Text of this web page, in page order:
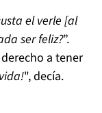
el verle [al
ser feliz?”.
a tener
", decía.